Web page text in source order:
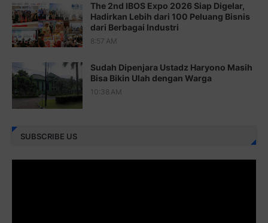
Juz 22 ⇨http://j.mp/2bFRxNP
Juz 23 ⇨http://j.mp/2brItxm
Juz 25 ⇨http://j.mp/2brImlf
Juz 26 ⇨http://j.mp/2bFRHF2
The 2nd IBOS Expo 2026 Siap Digelar,
Hadirkan Lebih dari 100 Peluang Bisnis
dari Berbagai Industri
8:57 AM
Sudah Dipenjara Ustadz Haryono Masih
Bisa Bikin Ulah dengan Warga
10:38 AM
SUBSCRIBE US